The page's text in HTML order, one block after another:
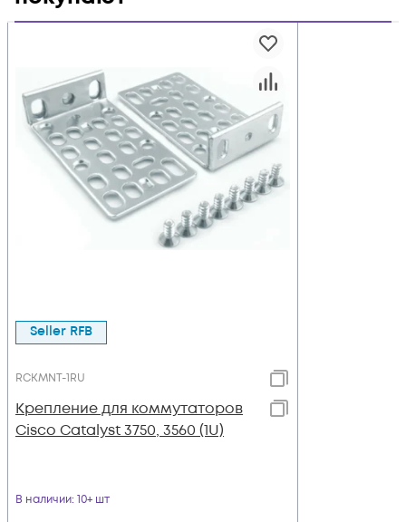
Seller RFB
RCKMNT-1RU
Крепление для коммутаторов
Cisco Catalyst 3750, 3560 (1U)
В наличии: 10+ шт